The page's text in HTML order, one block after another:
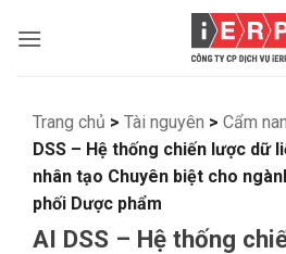
qua
Trang chủ > Tài nguyên > Cẩm
DSS – Hệ thống chiến lược dữ
nhân tạo Chuyên biệt cho
phối Dược phẩm
AI DSS – Hệ thống